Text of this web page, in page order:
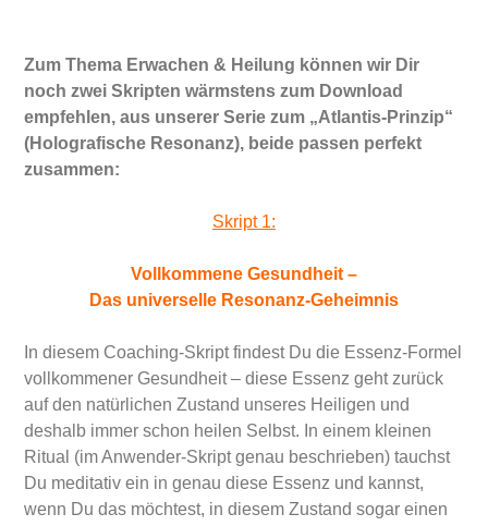
Zum Thema Erwachen & Heilung können wir Dir
noch zwei Skripten wärmstens zum Download
empfehlen, aus unserer Serie zum „Atlantis-Prinzip“
(Holografische Resonanz), beide passen perfekt
zusammen:
Skript 1:
Vollkommene Gesundheit –
Das universelle Resonanz-Geheimnis
In diesem Coaching-Skript findest Du die Essenz-Formel
vollkommener Gesundheit – diese Essenz geht zurück
auf den natürlichen Zustand unseres Heiligen und
deshalb immer schon heilen Selbst. In einem kleinen
Ritual (im Anwender-Skript genau beschrieben) tauchst
Du meditativ ein in genau diese Essenz und kannst,
wenn Du das möchtest, in diesem Zustand sogar einen